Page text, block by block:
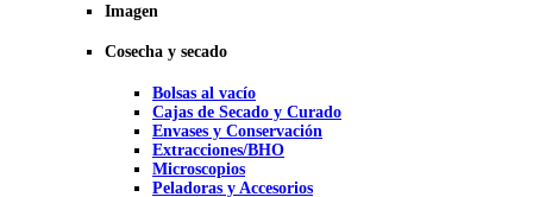
Imagen
Cosecha y secado
Bolsas al vacío
Cajas de Secado y Curado
Envases y Conservación
Extracciones/BHO
Microscopios
Peladoras y Accesorios